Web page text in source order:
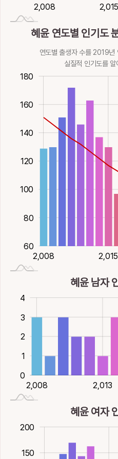
2,008
2,014
2,020
2,026 2,015
혜윤 연도별 인기도
연도별 출생자 수를 2019년
실질적 인기도를
160
60
80
100
120
140
160
180
2,008
2,014
2,020
2,026 2,015
혜윤 남자
3
0
1
2
4
3
2,008
2,012
2,016
2,023 2,013
혜윤 여자
200
150